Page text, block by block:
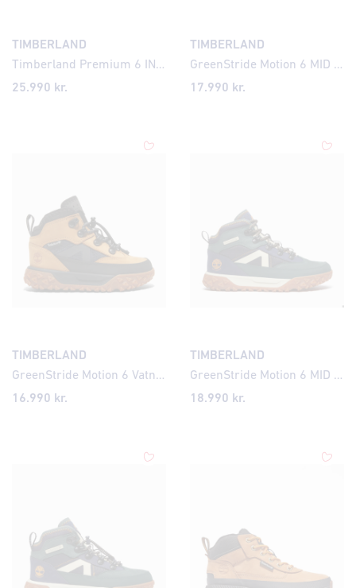
TIMBERLAND
Timberland Premium 6 INCH LACE UP WATERPROOF BOOT WHEAT
25.990 kr.
TIMBERLAND
GreenStride Motion 6 MID BUNGEE WATERPROOF SNEAKER DARK GREEN NUBUCK
17.990 kr.
TIMBERLAND
GreenStride Motion 6 Vatnsheldir Barnaskór St. 22-30
16.990 kr.
TIMBERLAND
GreenStride Motion 6 MID LACE UP WATERPROOF SNEAKER DARK GREEN NUBUCK, Dark Green - 36 - Medium
18.990 kr.